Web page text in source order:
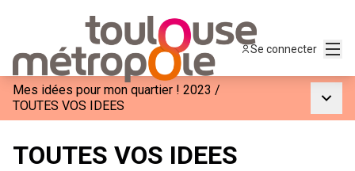
Se connecter
Mes idées pour mon quartier ! 2023 /
TOUTES VOS IDEES
TOUTES VOS IDEES